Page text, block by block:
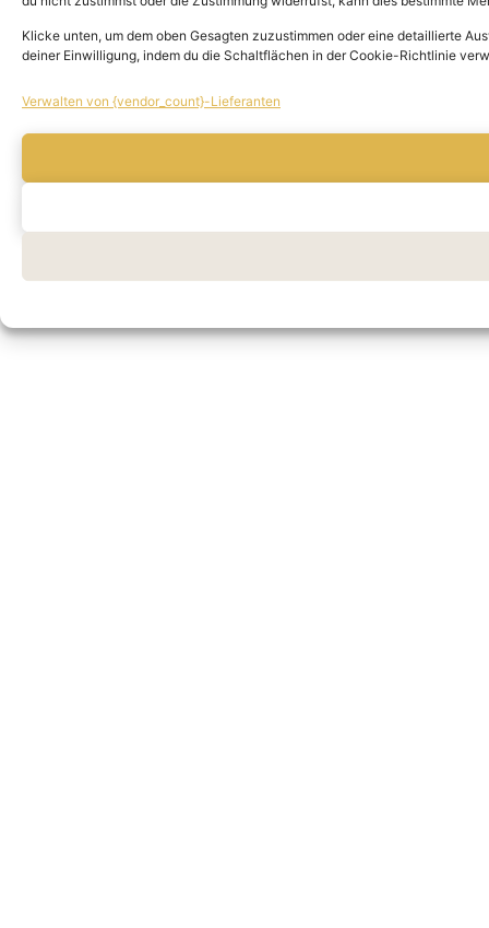
Klicke unten, um dem oben Gesagten zuzustimmen oder eine detaillierte
deiner Einwilligung, indem du die Schaltflächen in der Cookie-Richtlinie
Verwalten von {vendor_count}-Lieferanten